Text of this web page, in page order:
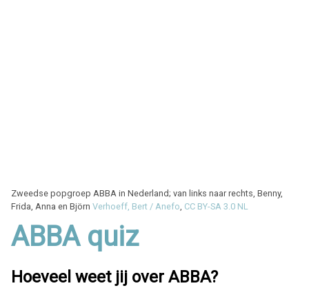
Zweedse popgroep ABBA in Nederland; van links naar rechts, Benny,
Frida, Anna en Björn Verhoeff, Bert / Anefo, CC BY-SA 3.0 NL
ABBA quiz
Hoeveel weet jij over ABBA?